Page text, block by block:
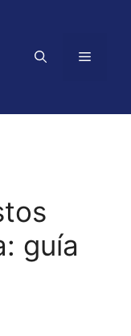
Menú
guía